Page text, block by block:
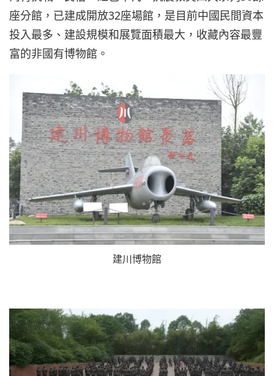
座分館，已建成開放32座場館，是目前中國民間資本
投入最多、建設規模和展覽面積最大，收藏內容最豐
富的非國有博物館。
建川博物館